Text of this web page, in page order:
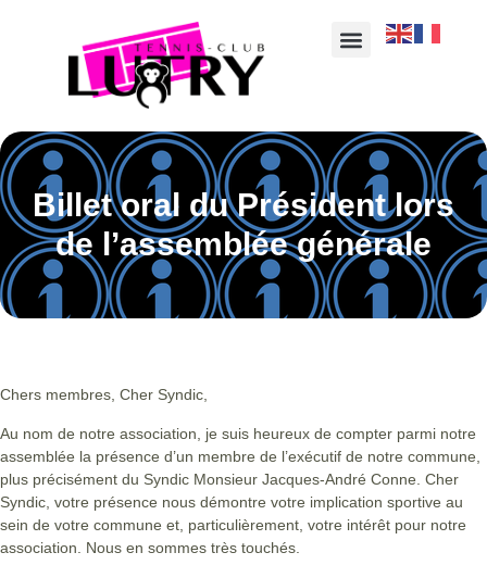
Billet oral du Président lors
de l’assemblée générale
Chers membres, Cher Syndic,
Au nom de notre association, je suis heureux de compter parmi notre
assemblée la présence d’un membre de l’exécutif de notre commune,
plus précisément du Syndic Monsieur Jacques-André Conne. Cher
Syndic, votre présence nous démontre votre implication sportive au
sein de votre commune et, particulièrement, votre intérêt pour notre
association. Nous en sommes très touchés.